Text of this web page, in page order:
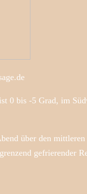
0 bis -5 Grad, im
über den
gefrierender